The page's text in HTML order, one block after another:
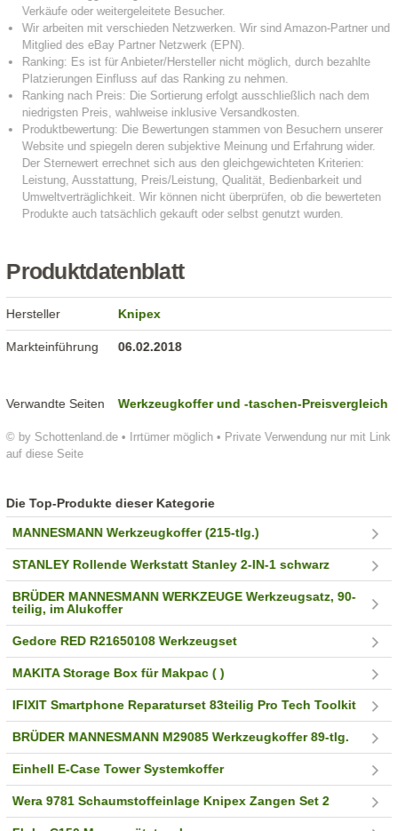
Produktdatenblatt
© by Schottenland.de • Irrtümer möglich • Private Verwendung nur mit Link
auf diese Seite
Hersteller Knipex
Markteinführung 06.02.2018
Verwandte Seiten Werkzeugkoffer und -taschen-Preisvergleich
Die Top-Produkte dieser Kategorie
MANNESMANN Werkzeugkoffer (215-tlg.)
STANLEY Rollende Werkstatt Stanley 2-IN-1 schwarz
BRÜDER MANNESMANN WERKZEUGE Werkzeugsatz, 90-
teilig, im Alukoffer
Gedore RED R21650108 Werkzeugset
MAKITA Storage Box für Makpac ( )
IFIXIT Smartphone Reparaturset 83teilig Pro Tech Toolkit
BRÜDER MANNESMANN M29085 Werkzeugkoffer 89-tlg.
Einhell E-Case Tower Systemkoffer
Wera 9781 Schaumstoffeinlage Knipex Zangen Set 2